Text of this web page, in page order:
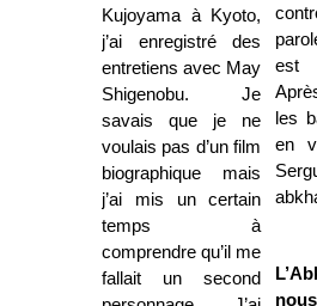
Kujoyama à Kyoto,
j’ai enregistré des
entretiens avec May
Shigenobu. Je
savais que je ne
voulais pas d’un film
biographique mais
j’ai mis un certain
temps à
comprendre qu’il me
fallait un second
est
les
en